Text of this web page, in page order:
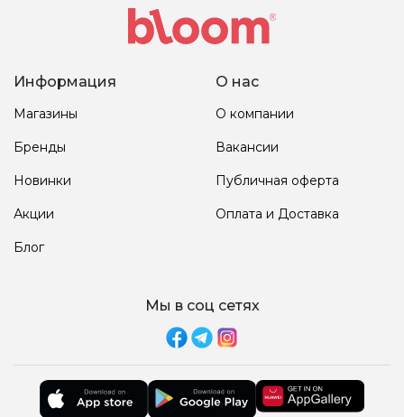
Информация
Магазины
Бренды
Новинки
Акции
Блог
О нас
О компании
Вакансии
Публичная оферта
Оплата и Доставка
Мы в соц сетях